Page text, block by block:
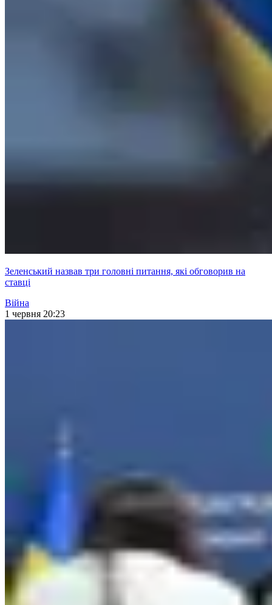
Зеленський назвав три головні питання, які обговорив на
ставці
Війна
1 червня 20:23